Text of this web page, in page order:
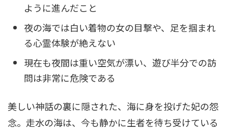
ように進んだこと
夜の海では白い着物の女の目撃や、足を掴まれ
る心霊体験が絶えない
現在も夜間は重い空気が漂い、遊び半分での訪
問は非常に危険である
美しい神話の裏に隠された、海に身を投げた妃の怨
念。走水の海は、今も静かに生者を待ち受けている